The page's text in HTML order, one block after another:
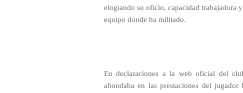
elogiando su oficio, capacidad trabajadora
equipo donde ha militado.
En declaraciones a la web oficial del
ahondaba en las prestaciones del